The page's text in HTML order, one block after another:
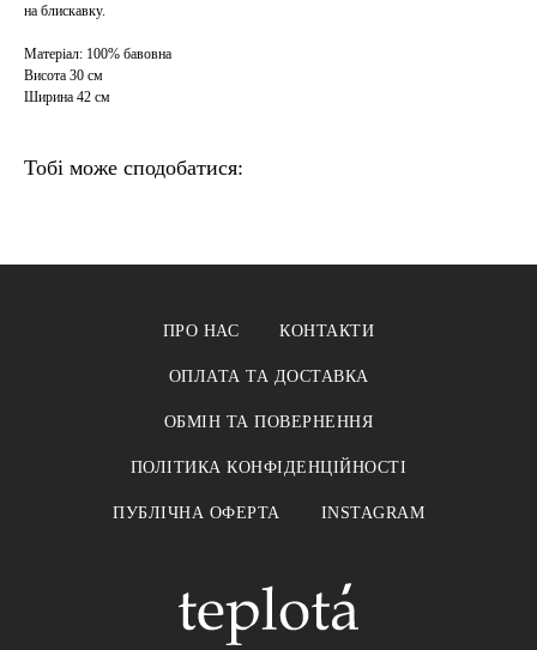
на блискавку.
Матеріал: 100% бавовна
Висота 30 см
Ширина 42 см
Тобі може сподобатися:
ПРО НАС КОНТАКТИ
ОПЛАТА ТА ДОСТАВКА
ОБМІН ТА ПОВЕРНЕННЯ
ПОЛІТИКА КОНФІДЕНЦІЙНОСТІ
ПУБЛІЧНА ОФЕРТА INSTAGRAM